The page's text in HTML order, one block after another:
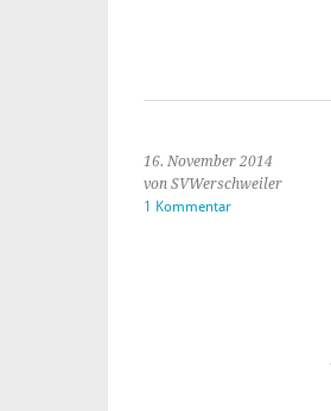
16. November 2014
von SVWerschweiler
1 Kommentar